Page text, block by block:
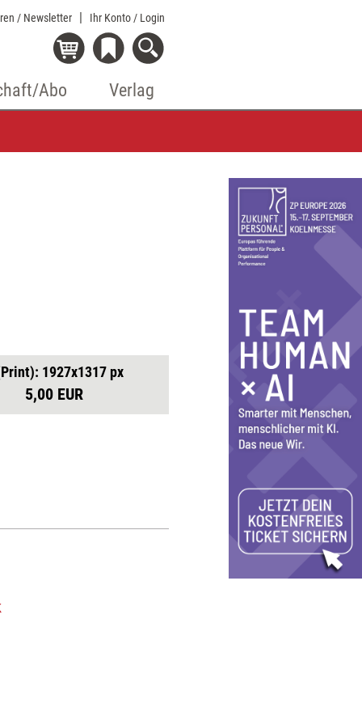
/ Newsletter Ihr Konto / Login
Abo Verlag
1927x1317 px
5,00 EUR